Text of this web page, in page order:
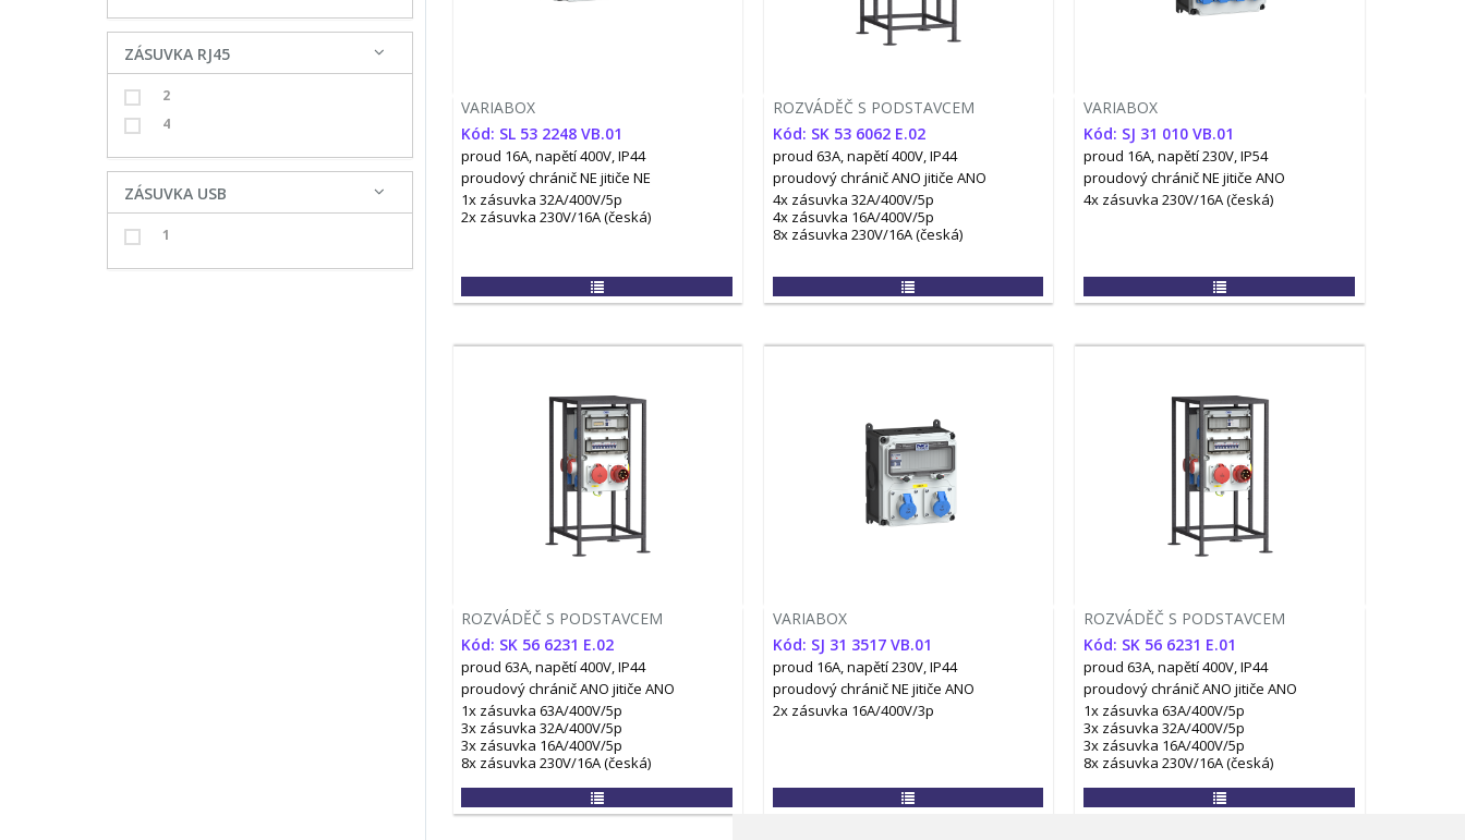
ZÁSUVKA RJ45
2
4
ZÁSUVKA USB
1
VARIABOX
Kód: SL 53 2248 VB.01
proud 16A, napětí 400V, IP44
proudový chránič NE jitiče NE
1x zásuvka 32A/400V/5p
2x zásuvka 230V/16A (česká)
ROZVÁDĚČ S PODSTAVCEM
Kód: SK 53 6062 E.02
proud 63A, napětí 400V, IP44
proudový chránič ANO jitiče ANO
4x zásuvka 32A/400V/5p
4x zásuvka 16A/400V/5p
8x zásuvka 230V/16A (česká)
VARIABOX
Kód: SJ 31 010 VB.01
proud 16A, napětí 230V, IP54
proudový chránič NE jitiče ANO
4x zásuvka 230V/16A (česká)
ROZVÁDĚČ S PODSTAVCEM
Kód: SK 56 6231 E.02
proud 63A, napětí 400V, IP44
proudový chránič ANO jitiče ANO
1x zásuvka 63A/400V/5p
3x zásuvka 32A/400V/5p
3x zásuvka 16A/400V/5p
8x zásuvka 230V/16A (česká)
VARIABOX
Kód: SJ 31 3517 VB.01
proud 16A, napětí 230V, IP44
proudový chránič NE jitiče ANO
2x zásuvka 16A/400V/3p
ROZVÁDĚČ S PODSTAVCEM
Kód: SK 56 6231 E.01
proud 63A, napětí 400V, IP44
proudový chránič ANO jitiče ANO
1x zásuvka 63A/400V/5p
3x zásuvka 32A/400V/5p
3x zásuvka 16A/400V/5p
8x zásuvka 230V/16A (česká)